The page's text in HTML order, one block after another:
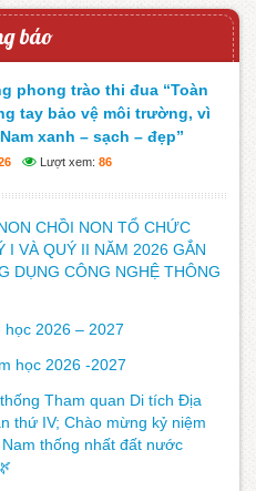
báo
phong trào thi đua “Toàn
tay bảo vệ môi trường, vì
xanh – sạch – đẹp”
Lượt xem: 86
CHỒI NON TỔ CHỨC
I VÀ QUÝ II NĂM 2026 GẮN
DỤNG CÔNG NGHỆ THÔNG
học 2026 – 2027
học 2026 -2027
Tham quan Di tích Địa
thứ IV; Chào mừng kỷ niệm
thống nhất đất nước